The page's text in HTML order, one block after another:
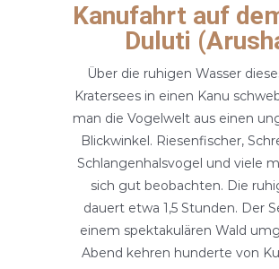
Kanufahrt auf
Duluti
Über die ruhigen Wasser
Kratersees in einen Kanu
man die Vogelwelt aus einen
Blickwinkel. Riesenfischer,
Schlangenhalsvogel und viele
sich gut beobachten. Die
dauert etwa 1,5 Stunden. Der
einem spektakulären Wald
Abend kehren hunderte von